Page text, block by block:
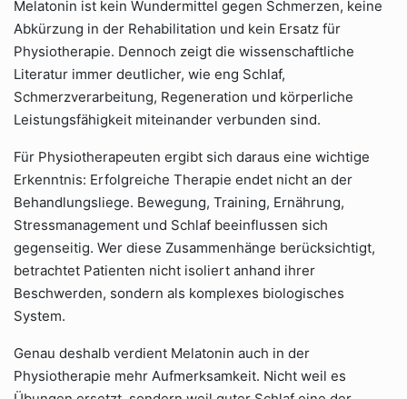
Melatonin ist kein Wundermittel gegen Schmerzen, keine
Abkürzung in der Rehabilitation und kein Ersatz für
Physiotherapie. Dennoch zeigt die wissenschaftliche
Literatur immer deutlicher, wie eng Schlaf,
Schmerzverarbeitung, Regeneration und körperliche
Leistungsfähigkeit miteinander verbunden sind.
Für Physiotherapeuten ergibt sich daraus eine wichtige
Erkenntnis: Erfolgreiche Therapie endet nicht an der
Behandlungsliege. Bewegung, Training, Ernährung,
Stressmanagement und Schlaf beeinflussen sich
gegenseitig. Wer diese Zusammenhänge berücksichtigt,
betrachtet Patienten nicht isoliert anhand ihrer
Beschwerden, sondern als komplexes biologisches
System.
Genau deshalb verdient Melatonin auch in der
Physiotherapie mehr Aufmerksamkeit. Nicht weil es